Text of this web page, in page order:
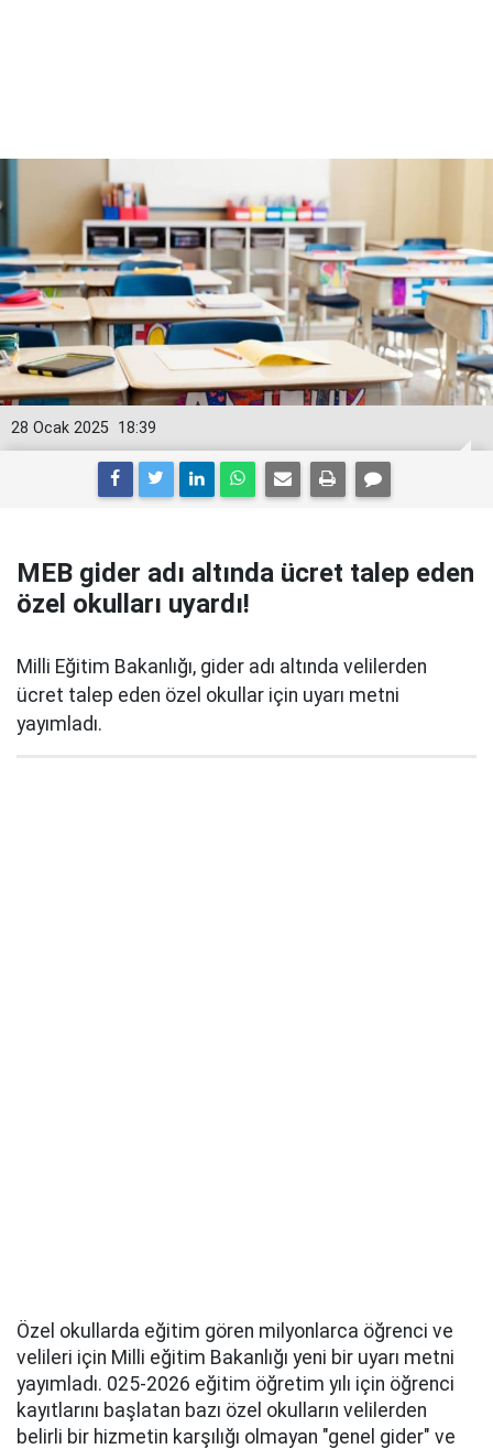
18:39
28 Ocak 2025
MEB gider adı altında ücret talep eden
özel okulları uyardı!
Milli Eğitim Bakanlığı, gider adı altında velilerden
ücret talep eden özel okullar için uyarı metni
yayımladı.
Özel okullarda eğitim gören milyonlarca öğrenci ve
velileri için Milli eğitim Bakanlığı yeni bir uyarı metni
yayımladı. 025-2026 eğitim öğretim yılı için öğrenci
kayıtlarını başlatan bazı özel okulların velilerden
belirli bir hizmetin karşılığı olmayan "genel gider" ve